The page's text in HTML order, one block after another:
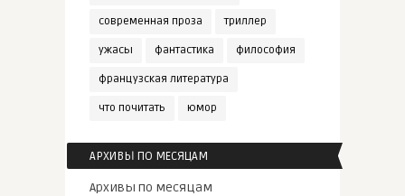
современная проза триллер
ужасы фантастика философия
французская литература
что почитать юмор
АРХИВЫ ПО МЕСЯЦАМ
Архивы по месяцам